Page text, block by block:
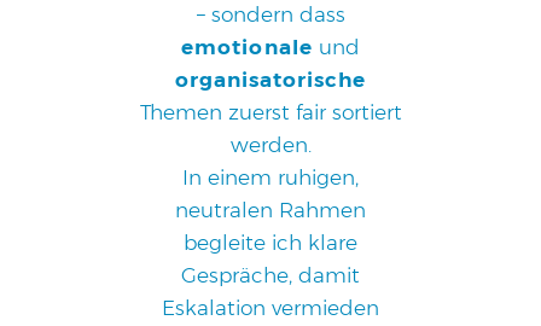
– sondern dass
emotionale und
organisatorische
Themen zuerst fair sortiert
werden.
In einem ruhigen,
neutralen Rahmen
begleite ich klare
Gespräche, damit
Eskalation vermieden
KONTAKT
BLOG
ÜBER MICH
TERMINVEREINBARUNG
AGB